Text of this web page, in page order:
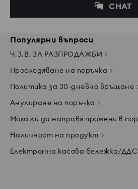
CHAT
Популярни въпроси
Ч.З.В. ЗА РАЗПРОДАЖБИ
Проследяване на поръчка
Политика за 30-дневно връщане
Анулиране на поръчка
Мога ли да направя промени в
Наличност на продукт
Електронна касова бележка/ДДС